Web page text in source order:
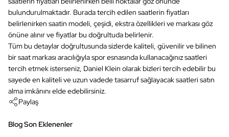
bulundurulmaktadır. Burada tercih edilen saatlerin fiyatları
belirlenirken saatin modeli, çeşidi, ekstra özellikleri ve markası göz
önüne alınır ve fiyatlar bu doğrultuda belirlenir.
Tüm bu detaylar doğrultusunda sizlerde kaliteli, güvenilir ve bilinen
bir saat markası aracılığıyla spor esnasında kullanacağınız saatleri
tercih etmek isterseniz, Daniel Klein olarak bizleri tercih edebilir bu
sayede en kaliteli ve uzun vadede tasarruf sağlayacak saatleri satın
alma imkânını elde edebilirsiniz.
Paylaş
Blog Son Eklenenler